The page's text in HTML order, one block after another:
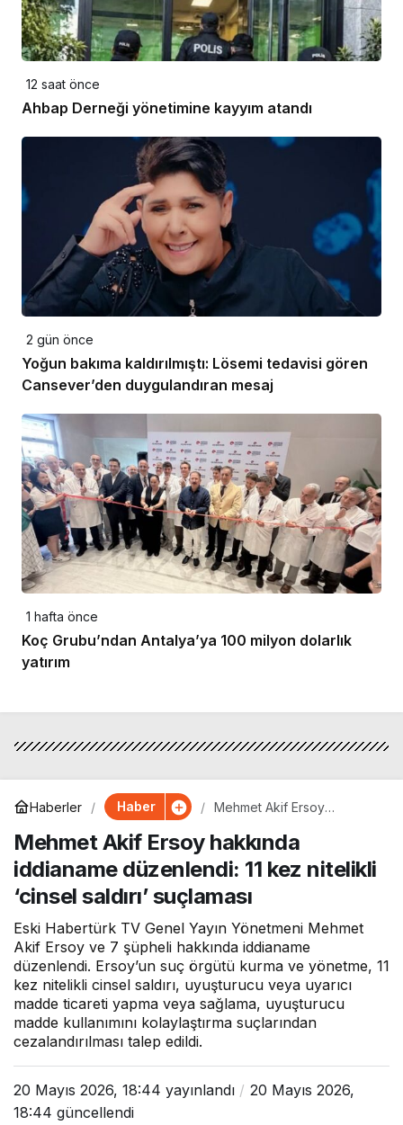
12 saat önce
Ahbap Derneği yönetimine kayyım atandı
2 gün önce
Yoğun bakıma kaldırılmıştı: Lösemi tedavisi gören
Cansever’den duygulandıran mesaj
1 hafta önce
Koç Grubu’ndan Antalya’ya 100 milyon dolarlık
yatırım
Haberler Haber
Mehmet Akif Ersoy
düzenlendi: 11 kez nitelikli
‘cinsel saldırı’ suçlaması
Mehmet Akif Ersoy hakkında
iddianame düzenlendi: 11 kez nitelikli
‘cinsel saldırı’ suçlaması
Eski Habertürk TV Genel Yayın Yönetmeni Mehmet
Akif Ersoy ve 7 şüpheli hakkında iddianame
düzenlendi. Ersoy’un suç örgütü kurma ve yönetme, 11
kez nitelikli cinsel saldırı, uyuşturucu veya uyarıcı
madde ticareti yapma veya sağlama, uyuşturucu
madde kullanımını kolaylaştırma suçlarından
cezalandırılması talep edildi.
20 Mayıs 2026, 18:44 yayınlandı
20 Mayıs 2026,
18:44 güncellendi